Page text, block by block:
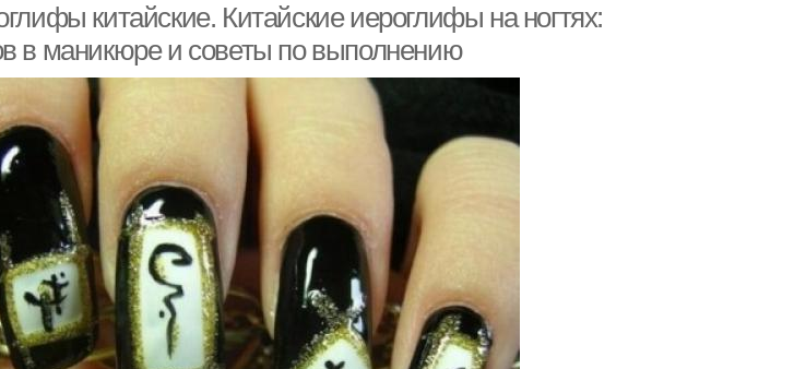
китайские. Китайские иероглифы на ногтях:
в маникюре и советы по выполнению